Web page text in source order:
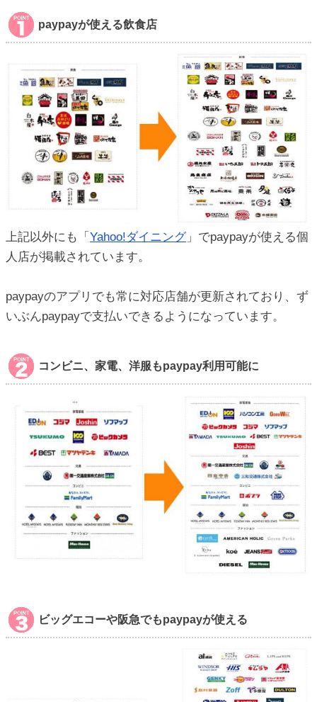
paypayが使える飲食店
上記以外にも「 Yahoo!ダイニング」でpaypayが使える個
人店が掲載されています。
paypayのアプリでも常に対応店舗が更新されており、ず
いぶんpaypayで支払いできるようになっています。
コンビニ、家電、洋服もpaypay利用可能に
ビッグエコーや阪急でもpaypayが使える